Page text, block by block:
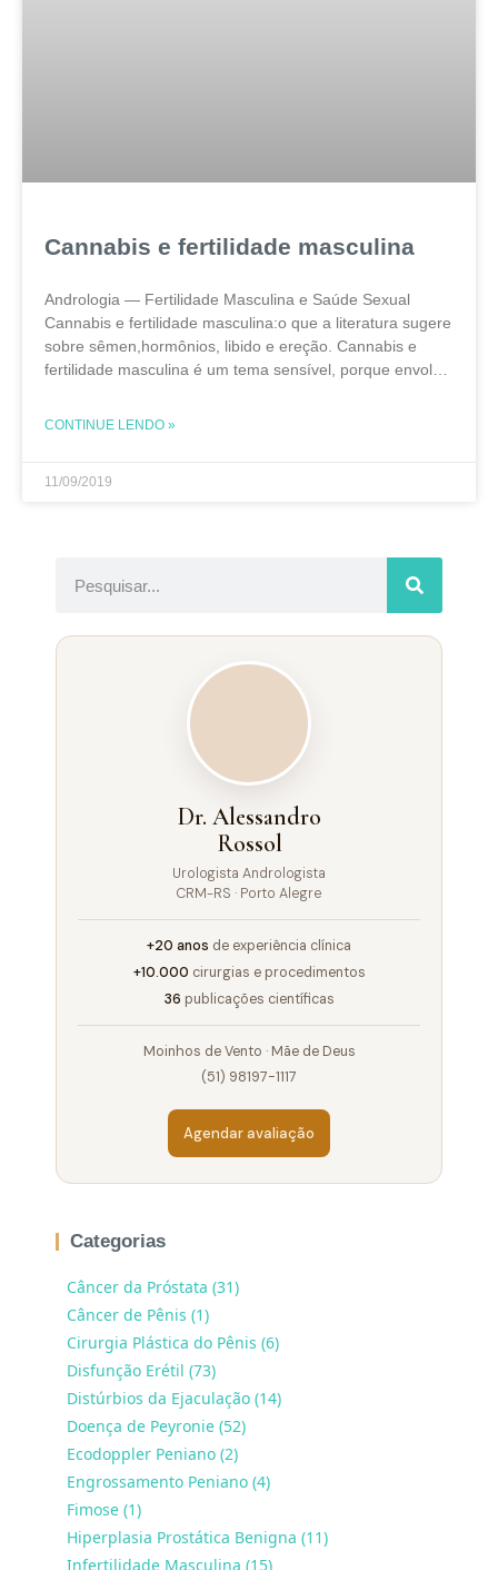
Cannabis e fertilidade masculina
Andrologia — Fertilidade Masculina e Saúde Sexual
Cannabis e fertilidade masculina:o que a literatura sugere
sobre sêmen,hormônios, libido e ereção. Cannabis e
fertilidade masculina é um tema sensível, porque envolve
recreativo e decisões pessoais.
CONTINUE LENDO »
11/09/2019
Dr. Alessandro
Rossol
Urologista Andrologista
CRM-RS · Porto Alegre
+20 anos de experiência clínica
+10.000 cirurgias e procedimentos
36 publicações científicas
Moinhos de Vento · Mãe de Deus
(51) 98197-1117
Agendar avaliação
Categorias
Câncer da Próstata (31)
Câncer de Pênis (1)
Cirurgia Plástica do Pênis (6)
Disfunção Erétil (73)
Distúrbios da Ejaculação (14)
Doença de Peyronie (52)
Ecodoppler Peniano (2)
Engrossamento Peniano (4)
Fimose (1)
Hiperplasia Prostática Benigna (11)
Infertilidade Masculina (15)